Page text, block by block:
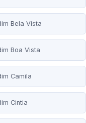
Bela Vista
Boa Vista
Camila
Cintia